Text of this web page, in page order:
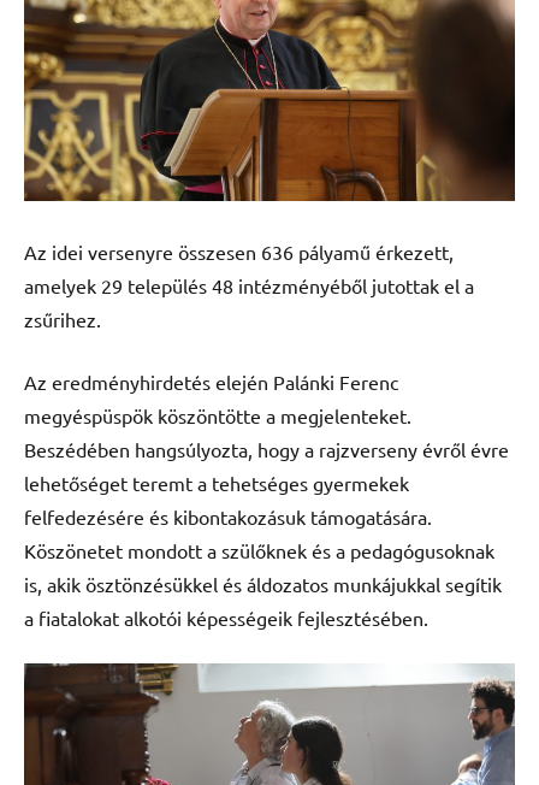
Az idei versenyre összesen 636 pályamű érkezett,
amelyek 29 település 48 intézményéből jutottak el a
zsűrihez.
Az eredményhirdetés elején Palánki Ferenc
megyéspüspök köszöntötte a megjelenteket.
Beszédében hangsúlyozta, hogy a rajzverseny évről évre
lehetőséget teremt a tehetséges gyermekek
felfedezésére és kibontakozásuk támogatására.
Köszönetet mondott a szülőknek és a pedagógusoknak
is, akik ösztönzésükkel és áldozatos munkájukkal segítik
a fiatalokat alkotói képességeik fejlesztésében.